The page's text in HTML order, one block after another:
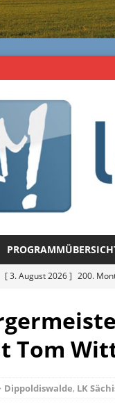
[ 3. August 2026 ] 200.
[ 27. Juli 2026 ]
[ 27. Juli 2026 ]
Herzliche
Tom
Dippoldiswalde, LK